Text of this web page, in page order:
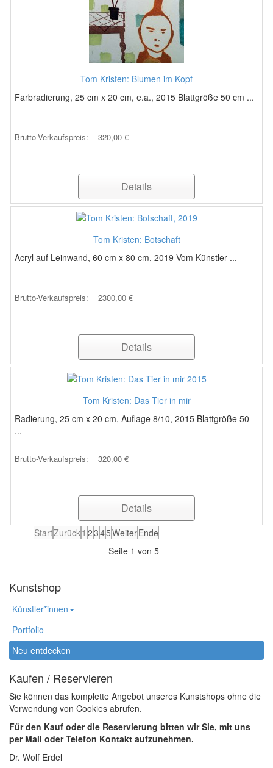
Tom Kristen: Blumen im Kopf
Farbradierung, 25 cm x 20 cm, e.a., 2015 Blattgröße 50 cm ...
Brutto-Verkaufspreis: 320,00 €
Details
Tom Kristen: Botschaft
Acryl auf Leinwand, 60 cm x 80 cm, 2019 Vom Künstler ...
Brutto-Verkaufspreis: 2300,00 €
Details
Tom Kristen: Das Tier in mir
Radierung, 25 cm x 20 cm, Auflage 8/10, 2015 Blattgröße 50
...
Brutto-Verkaufspreis: 320,00 €
Details
StartZurück 1 2345WeiterEnde
Seite 1 von 5
Kunstshop
Künstler*innen
Portfolio
Neu entdecken
Kaufen / Reservieren
Sie können das komplette Angebot unseres Kunstshops ohne die
Verwendung von Cookies abrufen.
Für den Kauf oder die Reservierung bitten wir Sie, mit uns
per Mail oder Telefon Kontakt aufzunehmen.
Dr. Wolf Erdel